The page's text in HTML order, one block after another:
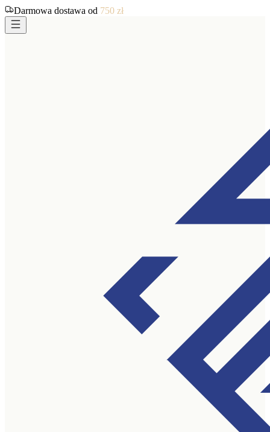
Darmowa dostawa od 750 zł